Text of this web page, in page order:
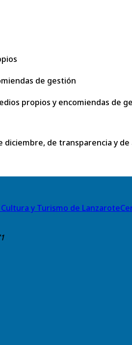
de gestión
propios y encomiendas de
diciembre, de transparencia y